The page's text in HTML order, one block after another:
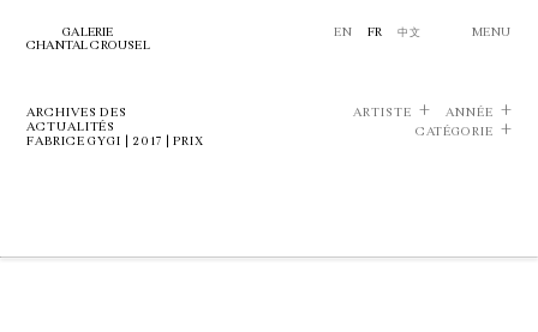
GALERIE
CHANTAL CROUSEL
EN FR 中文 MENU
ARCHIVES DES
ACTUALITÉS
FABRICE GYGI | 2017 | PRIX
ARTISTE
ANNÉE
CATÉGORIE